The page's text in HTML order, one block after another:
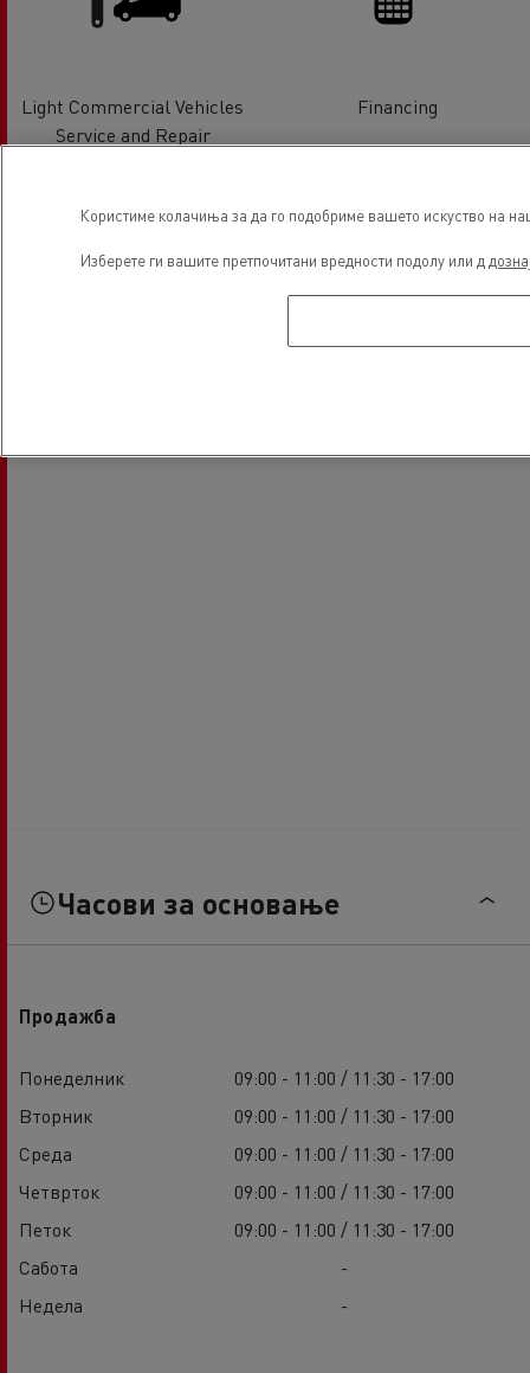
Light Commercial Vehicles
Service and Repair
Financing
Локација
Часови за основање
Продажба
Понеделник
09:00 - 11:00 / 11:30 - 17:00
Вторник
09:00 - 11:00 / 11:30 - 17:00
Среда
09:00 - 11:00 / 11:30 - 17:00
Четврток
09:00 - 11:00 / 11:30 - 17:00
Петок
09:00 - 11:00 / 11:30 - 17:00
Сабота
-
Недела
-
Користиме колачиња за да го подобриме вашето искуство на
Изберете ги вашите претпочитани вредности подолу или д